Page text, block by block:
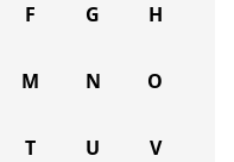
F G H
M N O
T U V